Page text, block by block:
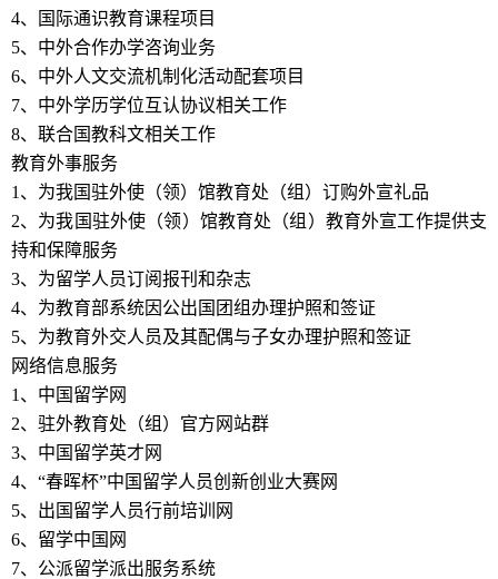
4、国际通识教育课程项目
5、中外合作办学咨询业务
6、中外人文交流机制化活动配套项目
7、中外学历学位互认协议相关工作
8、联合国教科文相关工作
教育外事服务
1、为我国驻外使（领）馆教育处（组）订购外宣礼品
2、为我国驻外使（领）馆教育处（组）教育外宣工作提供支
持和保障服务
3、为留学人员订阅报刊和杂志
4、为教育部系统因公出国团组办理护照和签证
5、为教育外交人员及其配偶与子女办理护照和签证
网络信息服务
1、中国留学网
2、驻外教育处（组）官方网站群
3、中国留学英才网
4、“春晖杯”中国留学人员创新创业大赛网
5、出国留学人员行前培训网
6、留学中国网
7、公派留学派出服务系统